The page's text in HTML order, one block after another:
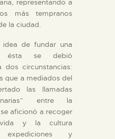
VISITA
representando a
más tempranos
la ciudad.
de fundar una
ésta se debió
dos circunstancias:
que a mediados del
las llamadas
entre la
aficionó a recoger
y la cultura
y